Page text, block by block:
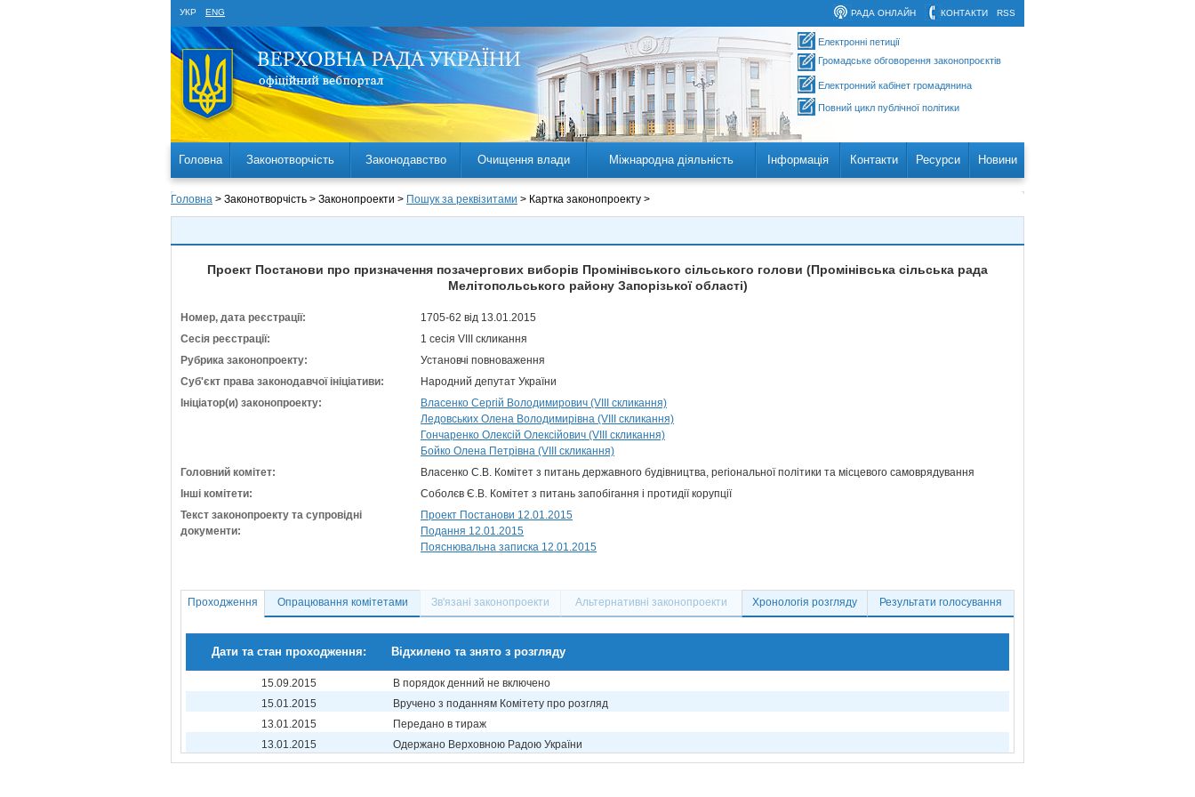
УКР ENG RSS
КОНТАКТИ
РАДА ОНЛАЙН
Електронні петиції
Громадське обговорення законопроєктів
Електронний кабінет громадянина
Повний цикл публічної політики
Головна Законотворчість Законодавство Очищення влади Міжнародна діяльність Інформація Контакти Ресурси Новини
Головна > Законотворчість > Законопроекти > Пошук за реквізитами > Картка законопроекту >
Проект Постанови про призначення позачергових виборів Промінівського сільського голови (Промінівська сільська рада
Мелітопольського району Запорізької області)
Номер, дата реєстрації:
1705-62 від 13.01.2015
Сесія реєстрації:
1 сесія VIII скликання
Рубрика законопроекту:
Установчі повноваження
Суб'єкт права законодавчої ініціативи:
Народний депутат України
Ініціатор(и) законопроекту:
Власенко Сергій Володимирович (VIII скликання)
Ледовських Олена Володимирівна (VIII скликання)
Гончаренко Олексій Олексійович (VIII скликання)
Бойко Олена Петрівна (VIII скликання)
Головний комітет:
Власенко С.В. Комітет з питань державного будівництва, регіональної політики та місцевого самоврядування
Інші комітети:
Соболєв Є.В. Комітет з питань запобігання і протидії корупції
Текст законопроекту та супровідні
документи:
Проект Постанови 12.01.2015
Подання 12.01.2015
Пояснювальна записка 12.01.2015
Проходження Опрацювання комітетами Зв'язані законопроекти Альтернативні законопроекти Хронологія розгляду Результати голосування
Дати та стан проходження: Відхилено та знято з розгляду
15.09.2015
В порядок денний не включено
15.01.2015
Вручено з поданням Комітету про розгляд
13.01.2015
Передано в тираж
13.01.2015
Одержано Верховною Радою України